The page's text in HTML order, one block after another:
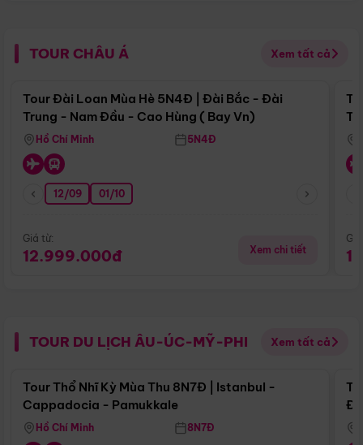
TOUR CHÂU Á Xem tất cả
Điểm nổi bật
Tour Đài Loan Mùa Hè 5N4Đ | Đài Bắc - Đài
Trung - Nam Đầu - Cao Hùng ( Bay Vn)
Hồ Chí Minh 5N4Đ
12/09 01/10
Giá từ:
12.999.000đ Xem chi tiết
TOUR DU LỊCH ÂU-ÚC-MỸ-PHI Xem tất cả
Điểm nổi bật
Tour Thổ Nhĩ Kỳ Mùa Thu 8N7Đ | Istanbul -
Cappadocia - Pamukkale
Hồ Chí Minh 8N7Đ